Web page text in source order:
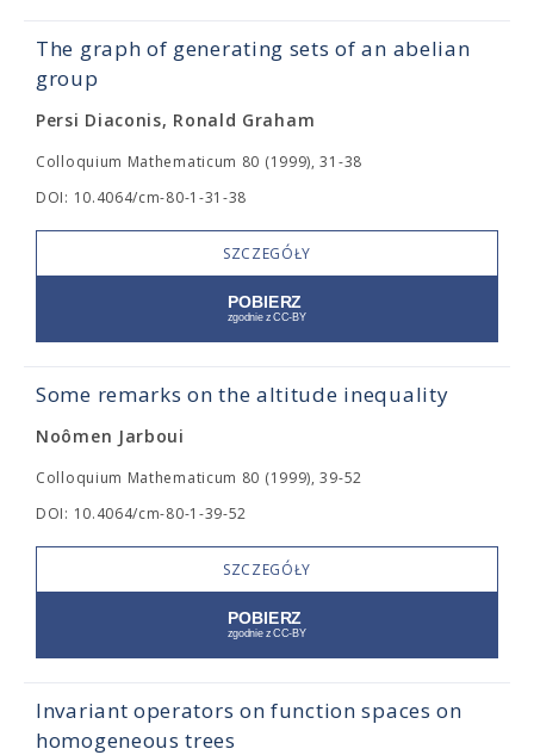
The graph of generating sets of an abelian
group
Persi Diaconis, Ronald Graham
Colloquium Mathematicum 80 (1999), 31-38
DOI: 10.4064/cm-80-1-31-38
SZCZEGÓŁY
Some remarks on the altitude inequality
Noômen Jarboui
Colloquium Mathematicum 80 (1999), 39-52
DOI: 10.4064/cm-80-1-39-52
SZCZEGÓŁY
Invariant operators on function spaces on
homogeneous trees